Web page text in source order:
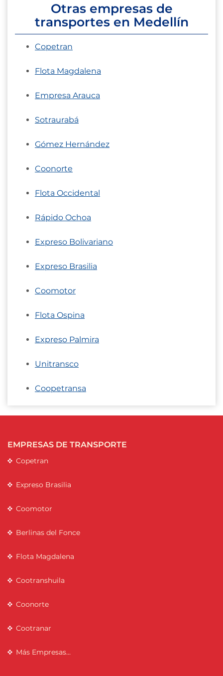
Otras empresas de
transportes en Medellín
Copetran
Flota Magdalena
Empresa Arauca
Sotraurabá
Gómez Hernández
Coonorte
Flota Occidental
Rápido Ochoa
Expreso Bolivariano
Expreso Brasilia
Coomotor
Flota Ospina
Expreso Palmira
Unitransco
Coopetransa
EMPRESAS DE TRANSPORTE
Copetran
Expreso Brasilia
Coomotor
Berlinas del Fonce
Flota Magdalena
Cootranshuila
Coonorte
Cootranar
Más Empresas...